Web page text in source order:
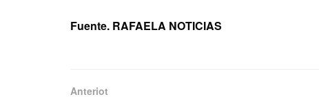
Fuente. RAFAELA NOTICIAS
Anteriot